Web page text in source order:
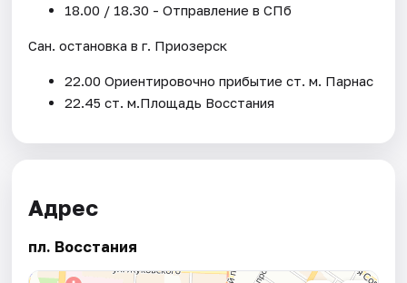
18.00 / 18.30 - Отправление в СПб
Сан. остановка в г. Приозерск
22.00 Ориентировочно прибытие ст. м. Парнас
22.45 ст. м.Площадь Восстания
Адрес
пл. Восстания